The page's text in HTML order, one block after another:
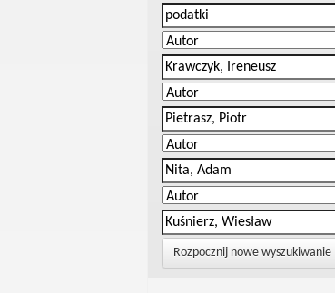
Rozpocznij nowe wyszukiwanie